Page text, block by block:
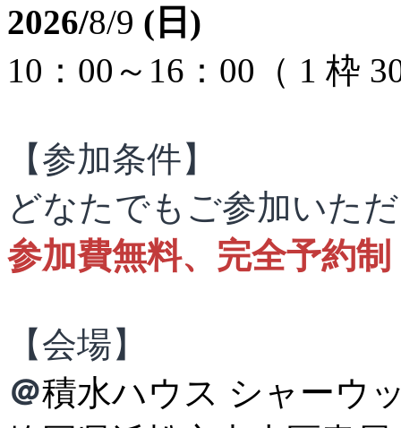
2026/8/9 (日)
10：00～16：00（ 1 枠
【参加条件】
どなたでもご参加いた
参加費無料、完全予約制
【会場】
＠積水ハウス シャーウ